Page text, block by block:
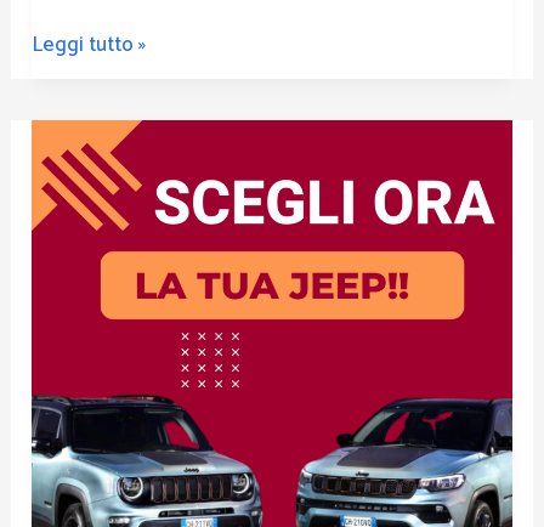
Leggi tutto »
Promo
Giugno
Jeep